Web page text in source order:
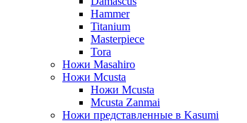
Hammer
Titanium
Masterpiece
Tora
Ножи Masahiro
Ножи Mcusta
Ножи Mcusta
Mcusta Zanmai
Ножи представленные в Kasumi